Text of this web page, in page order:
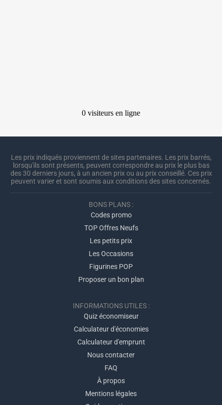
Les prix indiqués proviennent de sites partenaires. Les prix barrés,
lorsqu'ils sont présents, peuvent correspondre au prix le plus bas
des 30 derniers jours, à un ancien prix ou au prix conseillé. Ces prix
peuvent varier et sont soumis aux conditions des sites concernés.
BONS PLANS :
Codes promo
TOP Offres Neufs
Les petits prix
Les Occasions
Figurines POP
Proposer un bon plan
INFORMATIONS UTILES :
Quiz économiseur
Calculateur d'économies
Calculateur d'emprunt
Nous contacter
FAQ
À propos
Mentions légales